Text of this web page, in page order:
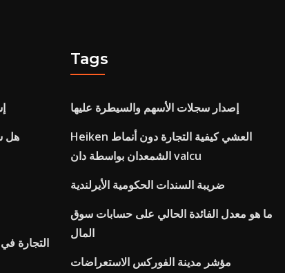
هل
التجارة
Tags
إصدار سجلات الأسهم والسيطرة عليها
Heiken العشي كيفية التجارة دون أنماط
الشمعدان بواسطة دان valcu
ضريبة السندات الحكومية الأيرلندية
ما هو معدل الفائدة الحالي على حسابات سوق
المال
مؤشر مدينة الفوركس الاستعراضات